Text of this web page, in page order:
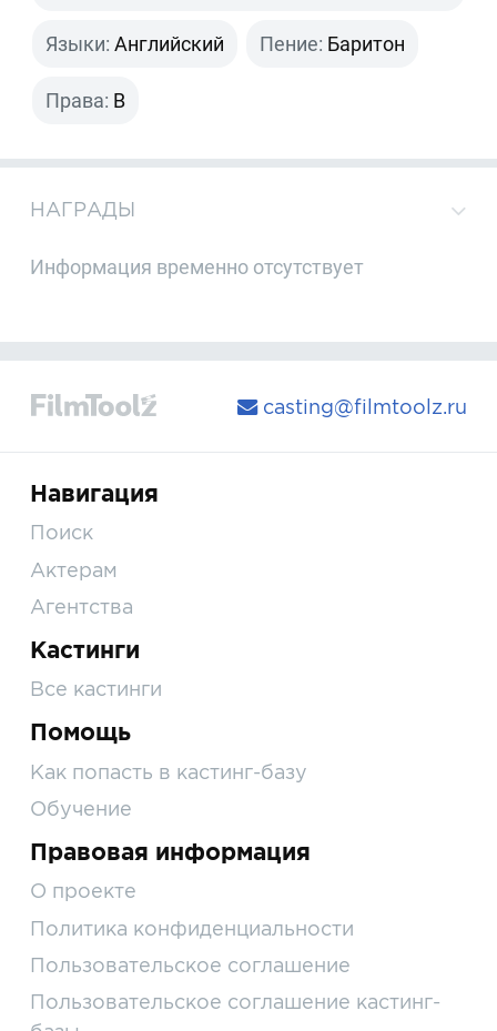
Языки: Английский Пение: Баритон
Права: B
НАГРАДЫ
Информация временно отсутствует
casting@filmtoolz.ru
Навигация
Поиск
Актерам
Агентства
Кастинги
Все кастинги
Помощь
Как попасть в кастинг-базу
Обучение
Правовая информация
О проекте
Политика конфиденциальности
Пользовательское соглашение
Пользовательское соглашение кастинг-